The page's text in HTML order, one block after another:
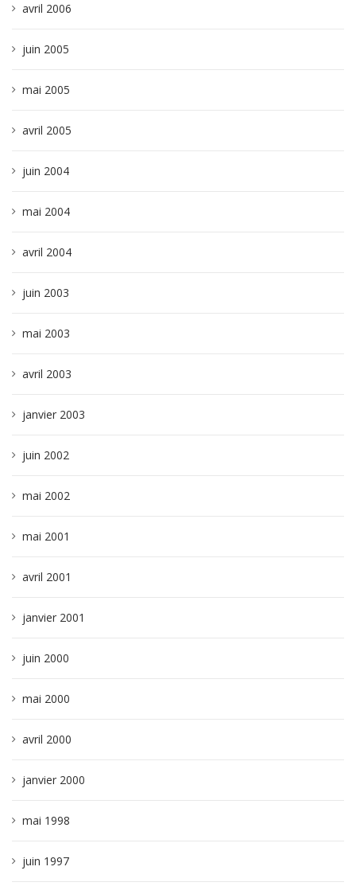
avril 2006
juin 2005
mai 2005
avril 2005
juin 2004
mai 2004
avril 2004
juin 2003
mai 2003
avril 2003
janvier 2003
juin 2002
mai 2002
mai 2001
avril 2001
janvier 2001
juin 2000
mai 2000
avril 2000
janvier 2000
mai 1998
juin 1997